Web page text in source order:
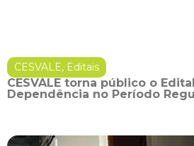
CESVALE, Editais
CESVALE torna público o
Dependência no Período